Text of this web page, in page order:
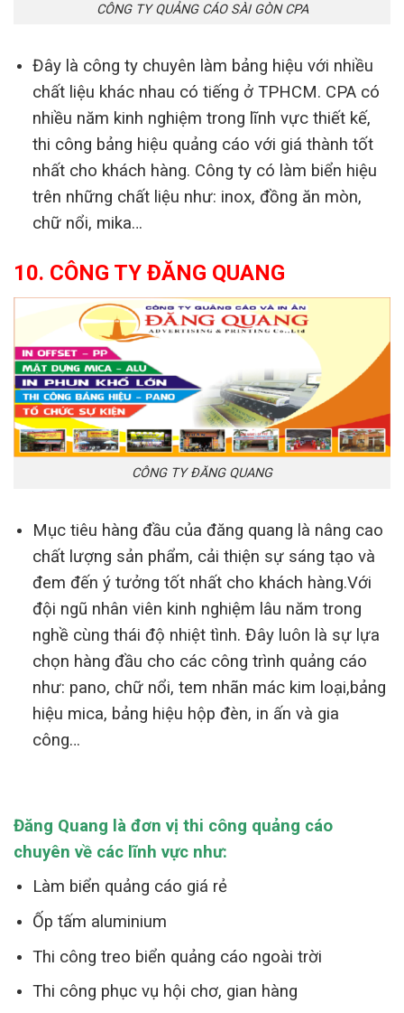
CÔNG TY QUẢNG CÁO SÀI GÒN CPA
Đây là công ty chuyên làm bảng hiệu với nhiều
chất liệu khác nhau có tiếng ở TPHCM. CPA có
nhiều năm kinh nghiệm trong lĩnh vực thiết kế,
thi công bảng hiệu quảng cáo với giá thành tốt
nhất cho khách hàng. Công ty có làm biển hiệu
trên những chất liệu như: inox, đồng ăn mòn,
chữ nổi, mika…
10. CÔNG TY ĐĂNG QUANG
CÔNG TY ĐĂNG QUANG
Mục tiêu hàng đầu của đăng quang là nâng cao
chất lượng sản phẩm, cải thiện sự sáng tạo và
đem đến ý tưởng tốt nhất cho khách hàng.Với
đội ngũ nhân viên kinh nghiệm lâu năm trong
nghề cùng thái độ nhiệt tình. Đây luôn là sự lựa
chọn hàng đầu cho các công trình quảng cáo
như: pano, chữ nổi, tem nhãn mác kim loại,bảng
hiệu mica, bảng hiệu hộp đèn, in ấn và gia
công…
Đăng Quang là đơn vị thi công quảng cáo
chuyên về các lĩnh vực như:
Làm biển quảng cáo giá rẻ
Ốp tấm aluminium
Thi công treo biển quảng cáo ngoài trời
Thi công phục vụ hội chơ, gian hàng